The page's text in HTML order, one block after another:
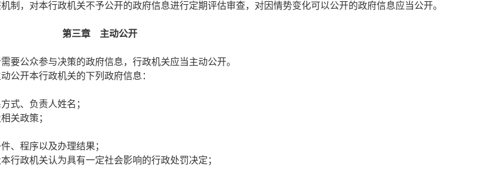
，对本行政机关不予公开的政府信息进行定期评估审查，对因情势变化可以公开的政府信息应当公开。
第三章 主动公开
公众参与决策的政府信息，行政机关应当主动公开。
开本行政机关的下列政府信息：
式、负责人姓名；
关政策；
、程序以及办理结果；
行政机关认为具有一定社会影响的行政处罚决定；